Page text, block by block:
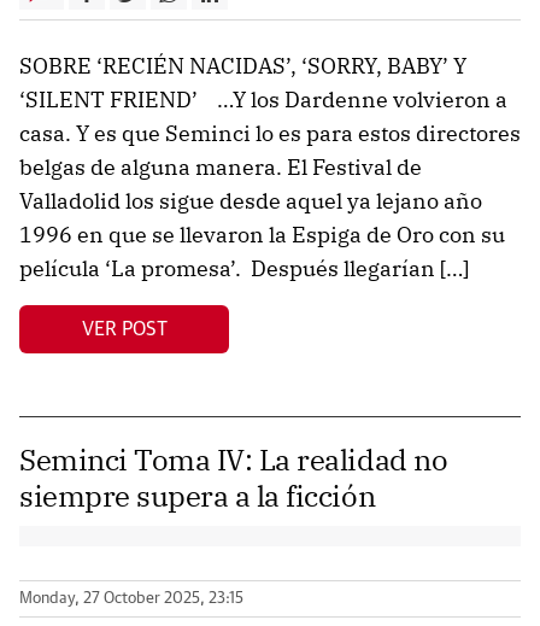
SOBRE ‘RECIÉN NACIDAS’, ‘SORRY, BABY’ Y
‘SILENT FRIEND’ …Y los Dardenne volvieron a
casa. Y es que Seminci lo es para estos directores
belgas de alguna manera. El Festival de
Valladolid los sigue desde aquel ya lejano año
1996 en que se llevaron la Espiga de Oro con su
película ‘La promesa’. Después llegarían […]
VER POST
Seminci Toma IV: La realidad no
siempre supera a la ficción
Monday, 27 October 2025, 23:15